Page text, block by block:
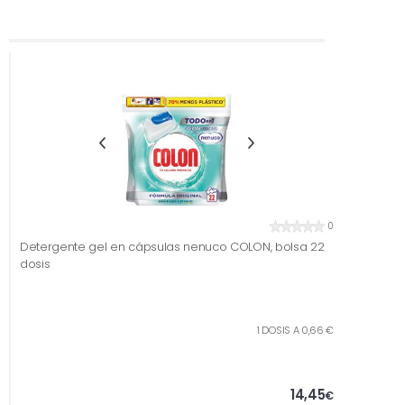
0
Detergente gel en cápsulas nenuco COLON, bolsa 22
dosis
1 DOSIS A 0,66 €
14,45€